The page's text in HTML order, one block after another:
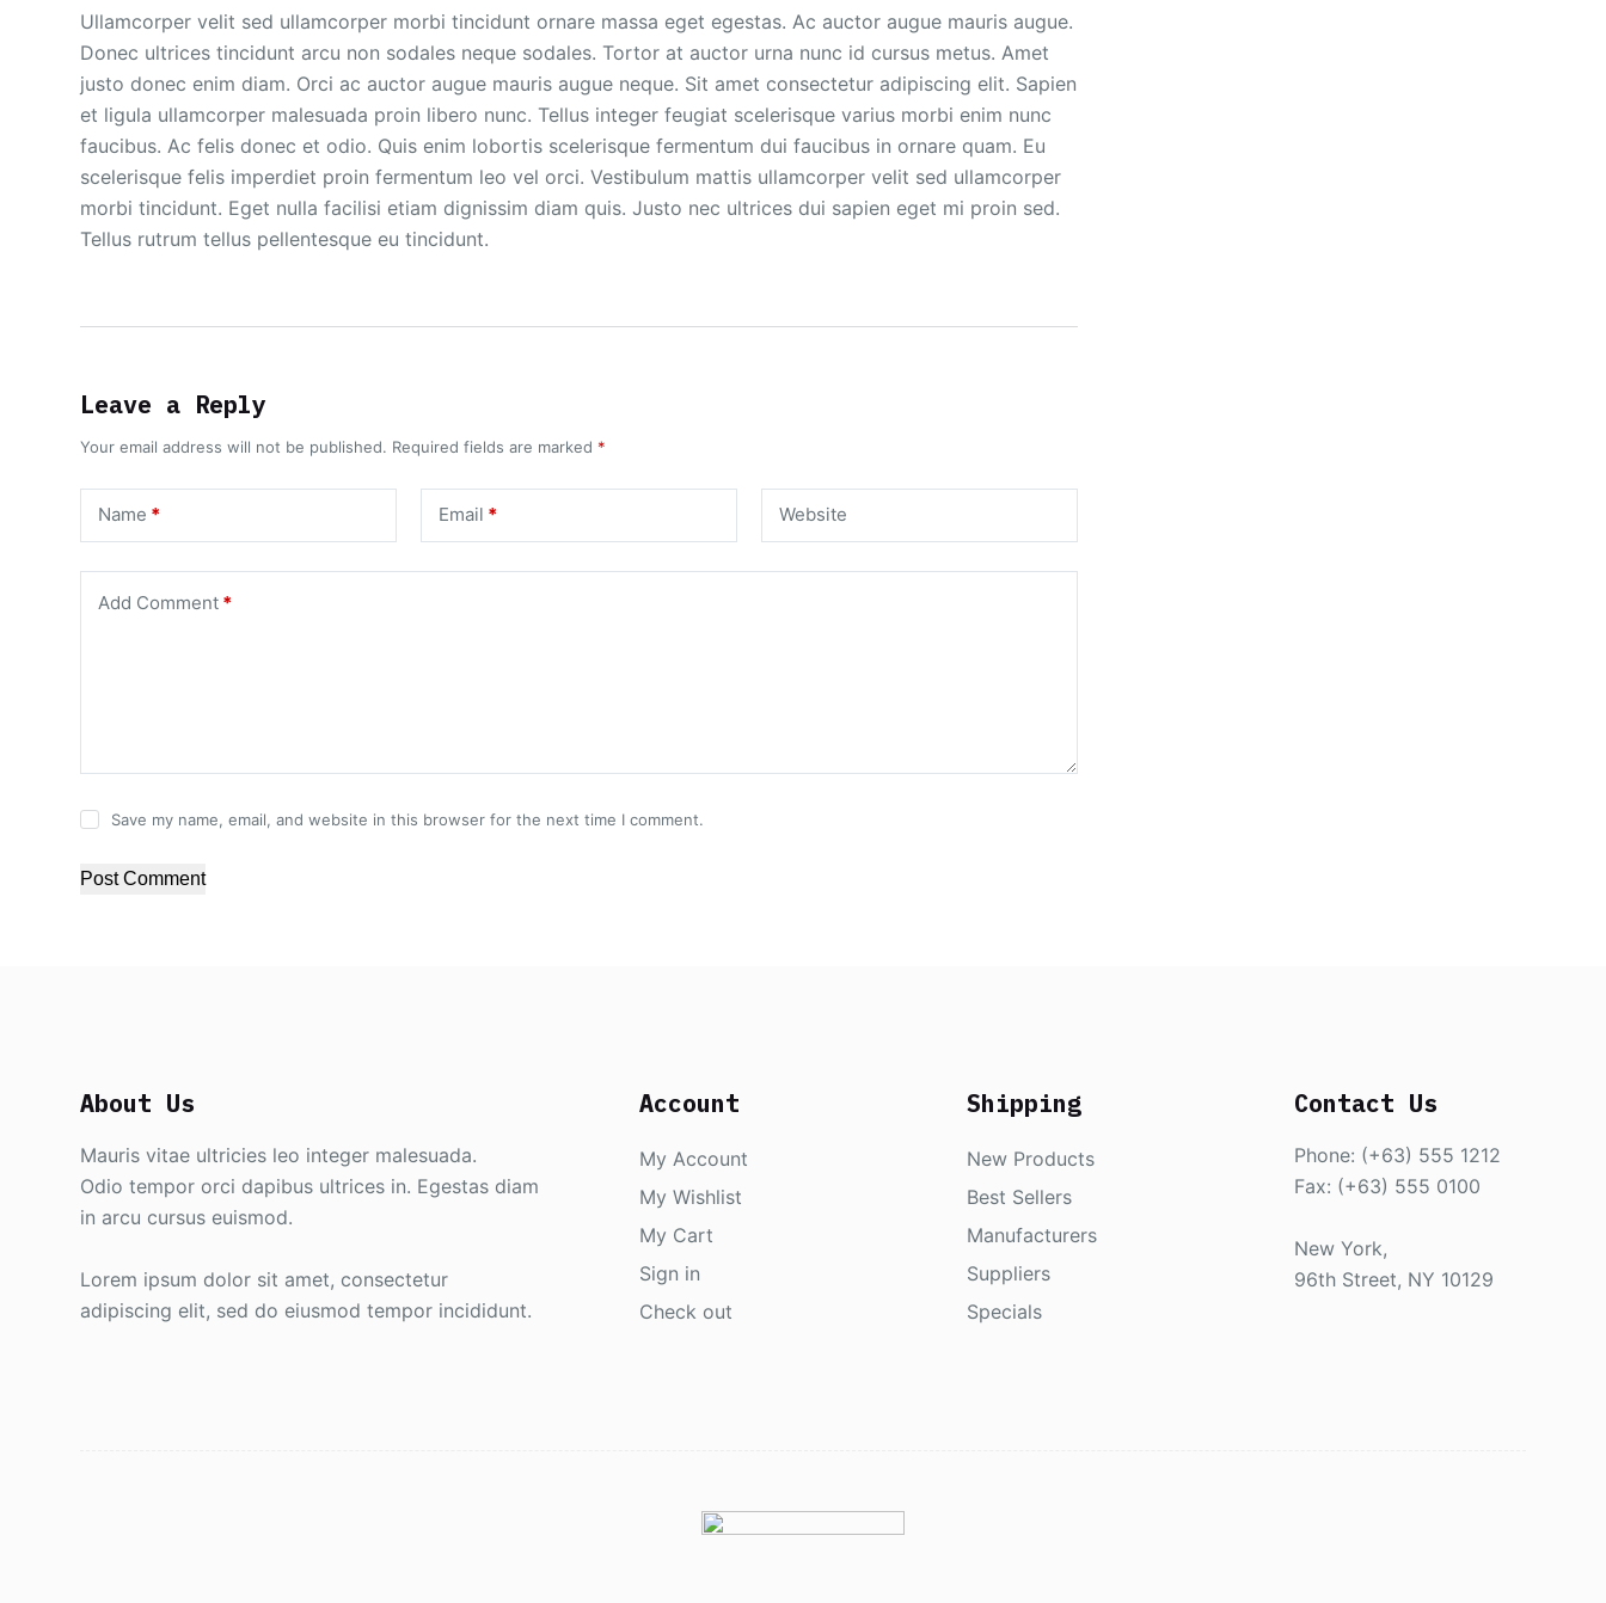
Ullamcorper velit sed ullamcorper morbi tincidunt ornare massa eget egestas. Ac auctor augue mauris augue.
Donec ultrices tincidunt arcu non sodales neque sodales. Tortor at auctor urna nunc id cursus metus. Amet
justo donec enim diam. Orci ac auctor augue mauris augue neque. Sit amet consectetur adipiscing elit. Sapien
et ligula ullamcorper malesuada proin libero nunc. Tellus integer feugiat scelerisque varius morbi enim nunc
faucibus. Ac felis donec et odio. Quis enim lobortis scelerisque fermentum dui faucibus in ornare quam. Eu
scelerisque felis imperdiet proin fermentum leo vel orci. Vestibulum mattis ullamcorper velit sed ullamcorper
morbi tincidunt. Eget nulla facilisi etiam dignissim diam quis. Justo nec ultrices dui sapien eget mi proin sed.
Tellus rutrum tellus pellentesque eu tincidunt.
Leave a Reply
Your email address will not be published. Required fields are marked *
Name * Email * Website
Add Comment *
Save my name, email, and website in this browser for the next time I comment.
Post Comment
About Us
Mauris vitae ultricies leo integer malesuada.
Odio tempor orci dapibus ultrices in. Egestas diam
in arcu cursus euismod.
Lorem ipsum dolor sit amet, consectetur
adipiscing elit, sed do eiusmod tempor incididunt.
Account
My Account
My Wishlist
My Cart
Sign in
Check out
Shipping
New Products
Best Sellers
Manufacturers
Suppliers
Specials
Contact Us
Phone: (+63) 555 1212
Fax: (+63) 555 0100
New York,
96th Street, NY 10129